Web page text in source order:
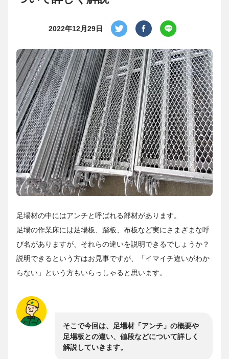
2022年12月29日
足場材の中にはアンチと呼ばれる部材があります。
足場の作業床には足場板、踏板、布板など実にさまざまな呼
び名がありますが、それらの違いを説明できるでしょうか？
説明できるという方はお見事ですが、「イマイチ違いがわか
らない」という方もいらっしゃると思います。
そこで今回は、足場材「アンチ」の概要や
足場板との違い、値段などについて詳しく
解説していきます。